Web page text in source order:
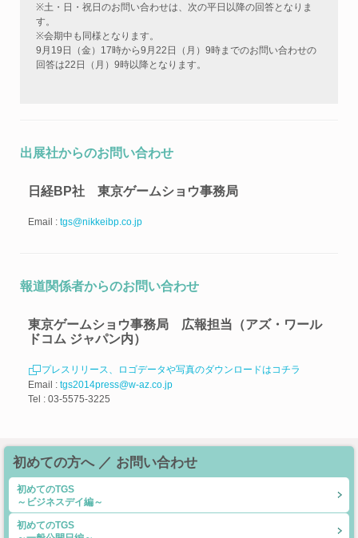
※土・日・祝日のお問い合わせは、次の平日以降の回答となりま
す。
※会期中も同様となります。
9月19日（金）17時から9月22日（月）9時までのお問い合わせの
回答は22日（月）9時以降となります。
出展社からのお問い合わせ
日経BP社 東京ゲームショウ事務局
Email : tgs@nikkeibp.co.jp
報道関係者からのお問い合わせ
東京ゲームショウ事務局 広報担当（アズ・ワール
ドコム ジャパン内）
プレスリリース、ロゴデータや写真のダウンロードはコチラ
Email : tgs2014press@w-az.co.jp
Tel : 03-5575-3225
初めての方へ ／ お問い合わせ
初めてのTGS
～ビジネスデイ編～
初めてのTGS